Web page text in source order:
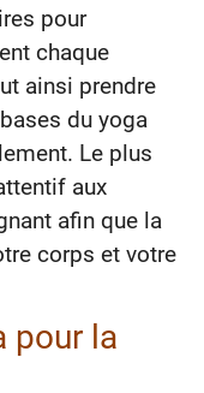
pour
chaque
ainsi prendre
du yoga
Le plus
aux
afin que la
corps et votre
pour la